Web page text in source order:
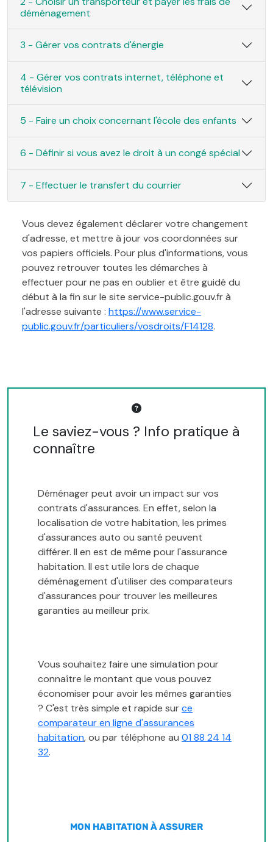
déménagement
3 - Gérer vos contrats d'énergie
4 - Gérer vos contrats internet, téléphone et
télévision
5 - Faire un choix concernant l'école des enfants
6 - Définir si vous avez le droit à un congé spécial
7 - Effectuer le transfert du courrier
Vous devez également déclarer votre changement
d'adresse, et mettre à jour vos coordonnées sur
vos papiers officiels. Pour plus d'informations, vous
pouvez retrouver toutes les démarches à
effectuer pour ne pas en oublier et être guidé du
début à la fin sur le site service-public.gouv.fr à
l'adresse suivante : https://www.service-
public.gouv.fr/particuliers/vosdroits/F14128.
Le saviez-vous ? Info pratique à
connaître
Déménager peut avoir un impact sur vos
contrats d'assurances. En effet, selon la
localisation de votre habitation, les primes
d'assurances auto ou santé peuvent
différer. Il en est de même pour l'assurance
habitation. Il est utile lors de chaque
déménagement d'utiliser des comparateurs
d'assurances pour trouver les meilleures
garanties au meilleur prix.
Vous souhaitez faire une simulation pour
connaître le montant que vous pouvez
économiser pour avoir les mêmes garanties
? C'est très simple et rapide surce
comparateur en ligne d'assurances
habitation, ou par téléphone au 01 88 24 14
32.